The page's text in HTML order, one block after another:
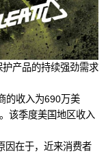
产品的持续强劲需求
的收入为690万美
该季度美国地区收入
因在于，近来消费者